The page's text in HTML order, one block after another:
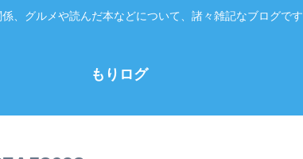
、グルメや読んだ本などについて、諸々雑記なブログです
もりログ